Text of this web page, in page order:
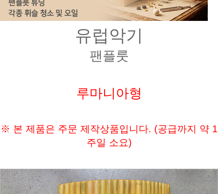
유럽악기
팬플룻
루마니아형
※ 본 제품은 주문 제작상품입니다. (공급까지 약 1
주일 소요)